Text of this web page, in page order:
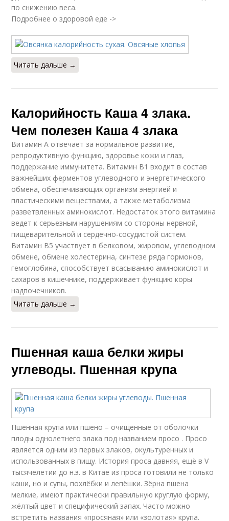
по снижению веса.
Подробнее о здоровой еде ->
Читать дальше →
Калорийность Каша 4 злака.
Чем полезен Каша 4 злака
Витамин А отвечает за нормальное развитие,
репродуктивную функцию, здоровье кожи и глаз,
поддержание иммунитета. Витамин В1 входит в состав
важнейших ферментов углеводного и энергетического
обмена, обеспечивающих организм энергией и
пластическими веществами, а также метаболизма
разветвленных аминокислот. Недостаток этого витамина
ведет к серьезным нарушениям со стороны нервной,
пищеварительной и сердечно-сосудистой систем.
Витамин В5 участвует в белковом, жировом, углеводном
обмене, обмене холестерина, синтезе ряда гормонов,
гемоглобина, способствует всасыванию аминокислот и
сахаров в кишечнике, поддерживает функцию коры
надпочечников.
Читать дальше →
Пшенная каша белки жиры
углеводы. Пшенная крупа
Пшенная крупа или пшено – очищенные от оболочки
плоды однолетнего злака под названием просо . Просо
является одним из первых злаков, окультуренных и
использованных в пищу. История проса давняя, ещё в V
тысячелетии до н.э. в Китае из проса готовили не только
каши, но и супы, похлёбки и лепёшки. Зёрна пшена
мелкие, имеют практически правильную круглую форму,
жёлтый цвет и специфический запах. Часто можно
встретить названия «просяная» или «золотая» крупа.